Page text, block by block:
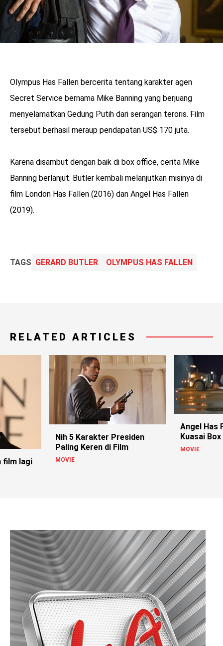
Olympus Has Fallen bercerita tentang karakter agen
Secret Service bernama Mike Banning yang berjuang
menyelamatkan Gedung Putih dari serangan teroris. Film
tersebut berhasil meraup pendapatan US$ 170 juta.
Karena disambut dengan baik di box office, cerita Mike
Banning berlanjut. Butler kembali melanjutkan misinya di
film London Has Fallen (2016) dan Angel Has Fallen
(2019).
TAGS GERARD BUTLER OLYMPUS HAS FALLEN
RELATED ARTICLES
film lagi
Nih 5 Karakter Presiden
Paling Keren di Film
MOVIE
Angel Has
Kuasai
MOVIE